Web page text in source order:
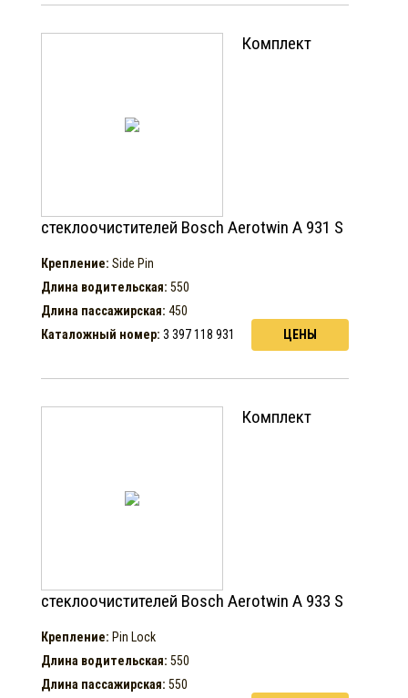
Комплект
стеклоочистителей Bosch Aerotwin A 931 S
Крепление: Side Pin
Длина водительская: 550
Длина пассажирская: 450
Каталожный номер: 3 397 118 931 ЦЕНЫ
Комплект
стеклоочистителей Bosch Aerotwin A 933 S
Крепление: Pin Lock
Длина водительская: 550
Длина пассажирская: 550